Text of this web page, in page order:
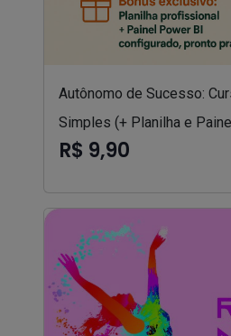
Autônomo de Sucesso:
Simples (+ Planilha e
R$ 9,90